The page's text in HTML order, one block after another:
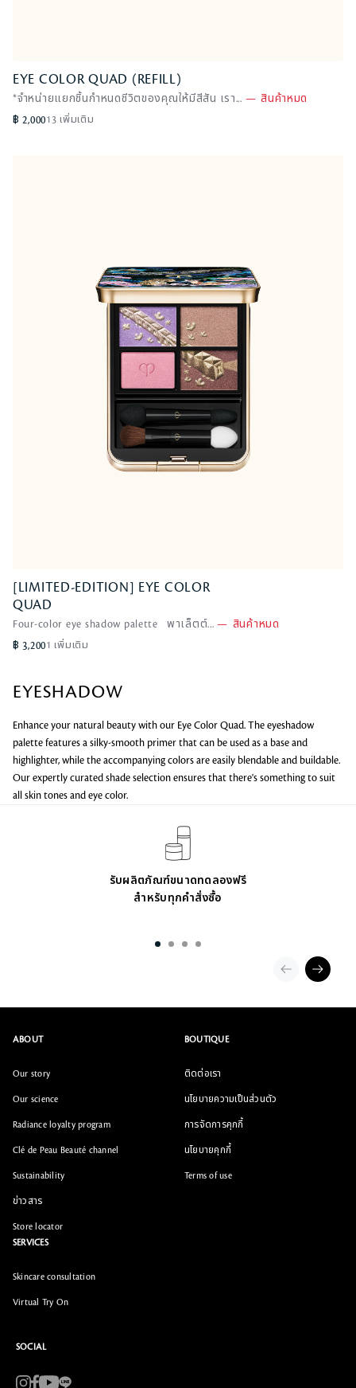
EYE COLOR QUAD (REFILL)
s
o
*จำหน่ายแยกชิ้นกำหนดชีวิตของคุณให้มีสีสัน เรา... — สินค้าหมด
฿ 2,00013 เพิ่มเติม
EYE COLOR QUAD (REFILL)
Cool Brown—สินค้าหมด
[LIMITED-EDITION] EYE COLOR
QUAD
s
o
o
u
t
Four-color eye shadow palette พาเล็ตต์...— สินค้าหมด
฿ 3,2001 เพิ่มเติม
[LIMITED-EDITION] EYE COLOR
QUAD
Pastel Tea Safari—สินค้าหมด
EYESHADOW
Enhance your natural beauty with our Eye Color Quad. The eyeshadow
palette features a silky-smooth primer that can be used as a base and
highlighter, while the accompanying colors are easily blendable and buildable.
Our expertly curated shade selection ensures that there's something to suit
all skin tones and eye color.
รับผลิตภัณฑ์ขนาดทดลองฟรี
สำหรับทุกคำสั่งซื้อ
ABOUT
Our story
Our science
Radiance loyalty program
Clé de Peau Beauté channel
Sustainability
ข่าวสาร
Store locator
BOUTIQUE
ติดต่อเรา
นโยบายความเป็นส่วนตัว
การจัดการคุกกี้
นโยบายคุกกี้
Terms of use
SERVICES
Skincare consultation
Virtual Try On
SOCIAL